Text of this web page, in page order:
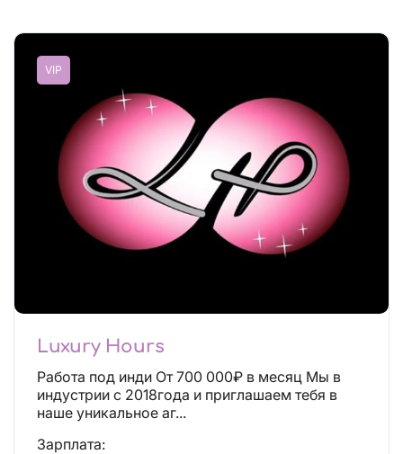
VIP
Luxury Hours
Работа под инди От 700 000₽ в месяц Мы в
индустрии с 2018года и приглашаем тебя в
наше уникальное аг...
Зарплата: